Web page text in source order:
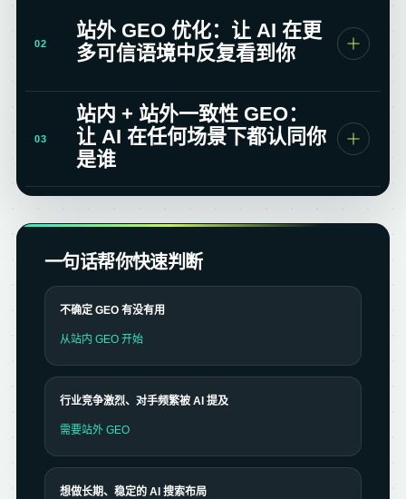
02
站外 GEO 优化：让 AI 在更
多可信语境中反复看到你
03
站内 + 站外一致性 GEO：
让 AI 在任何场景下都认同你
是谁
一句话帮你快速判断
不确定 GEO 有没有用
从站内 GEO 开始
行业竞争激烈、对手频繁被 AI 提及
需要站外 GEO
想做长期、稳定的 AI 搜索布局